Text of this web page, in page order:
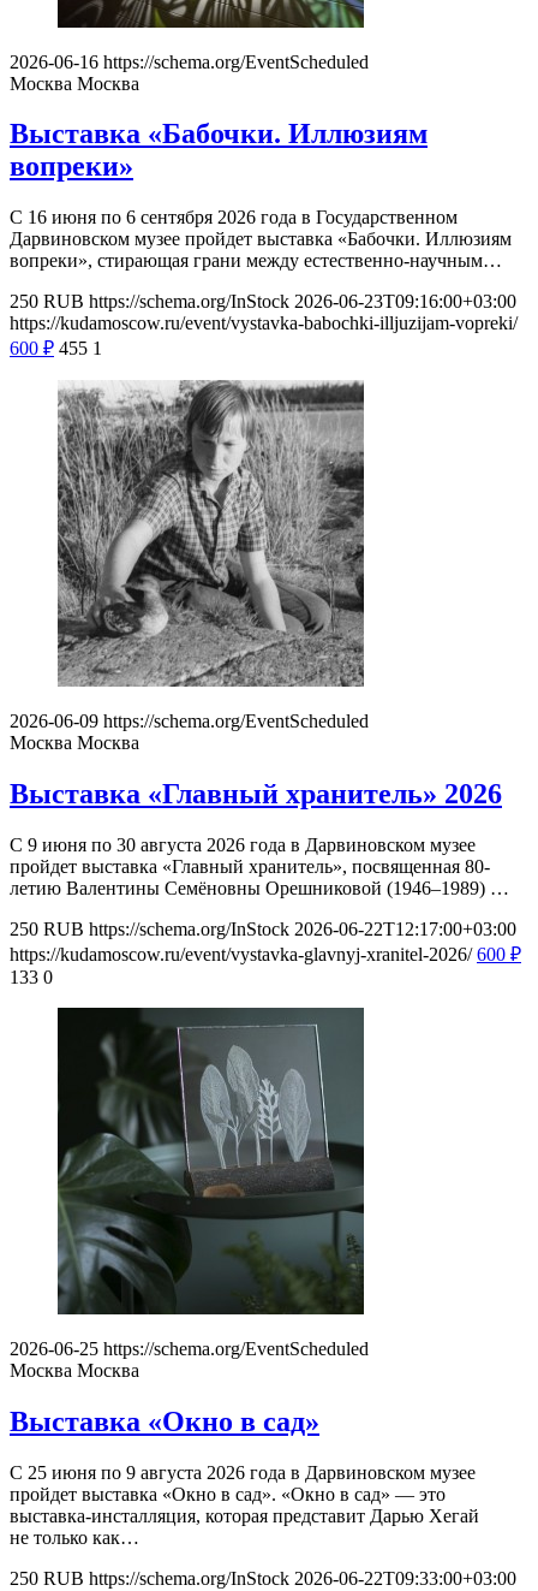
2026-06-16 https://schema.org/EventScheduled
Москва Москва
Выставка «Бабочки. Иллюзиям
вопреки»
С 16 июня по 6 сентября 2026 года в Государственном
Дарвиновском музее пройдет выставка «Бабочки. Иллюзиям
вопреки», стирающая грани между естественно-научным…
250 RUB https://schema.org/InStock 2026-06-23T09:16:00+03:00
https://kudamoscow.ru/event/vystavka-babochki-illjuzijam-vopreki/
600 ₽ 455 1
2026-06-09 https://schema.org/EventScheduled
Москва Москва
Выставка «Главный хранитель» 2026
С 9 июня по 30 августа 2026 года в Дарвиновском музее
пройдет выставка «Главный хранитель», посвященная 80-
летию Валентины Семёновны Орешниковой (1946–1989) …
250 RUB https://schema.org/InStock 2026-06-22T12:17:00+03:00
https://kudamoscow.ru/event/vystavka-glavnyj-xranitel-2026/ 600 ₽
133 0
2026-06-25 https://schema.org/EventScheduled
Москва Москва
Выставка «Окно в сад»
С 25 июня по 9 августа 2026 года в Дарвиновском музее
пройдет выставка «Окно в сад». «Окно в сад» — это
выставка-инсталляция, которая представит Дарью Хегай
не только как…
250 RUB https://schema.org/InStock 2026-06-22T09:33:00+03:00